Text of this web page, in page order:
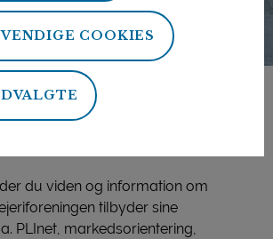
COOKIES
du viden og information om
tilbyder sine
PLInet, markedsorientering,